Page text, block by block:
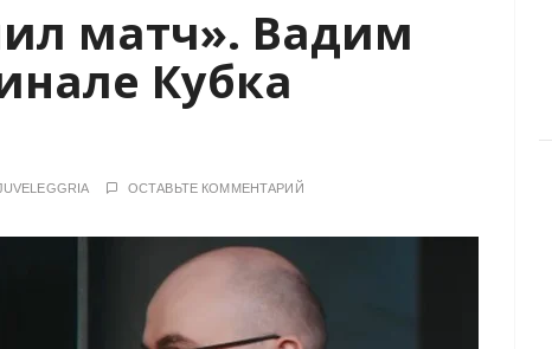
матч». Вадим
Кубка
ОСТАВЬТЕ КОММЕНТАРИЙ